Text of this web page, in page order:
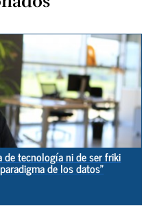
de tecnología ni de ser friki
de los datos”